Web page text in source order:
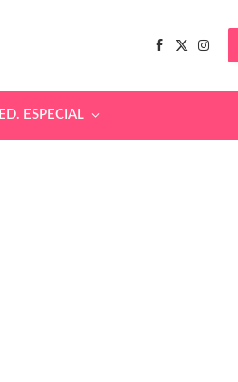
Facebook
X
ED. ESPECIAL